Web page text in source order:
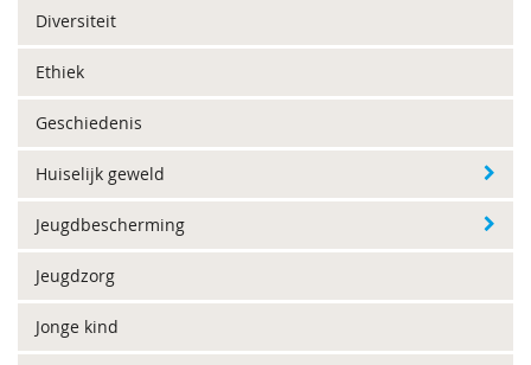
Diversiteit
Ethiek
Geschiedenis
Huiselijk geweld
Jeugdbescherming
Jeugdzorg
Jonge kind